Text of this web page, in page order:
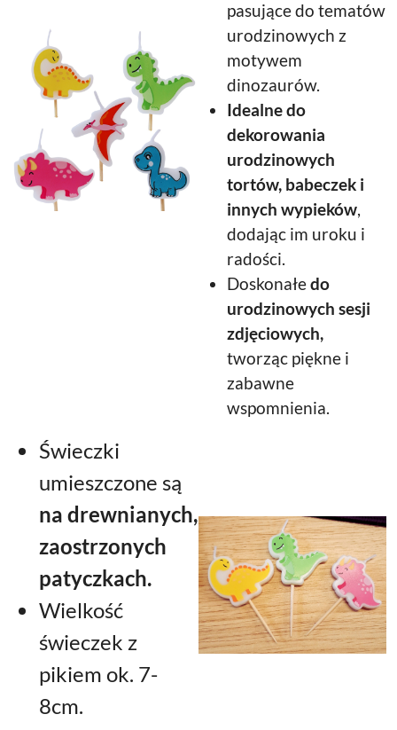
pasujące do tematów
urodzinowych z
motywem
dinozaurów.
Idealne do
dekorowania
urodzinowych
tortów, babeczek i
innych wypieków,
dodając im uroku i
radości.
Doskonałedo
urodzinowych sesji
zdjęciowych,
tworząc piękne i
zabawne
wspomnienia.
Świeczki
umieszczone są
na drewnianych,
zaostrzonych
patyczkach.
Wielkość
świeczek z
pikiem ok. 7-
8cm.